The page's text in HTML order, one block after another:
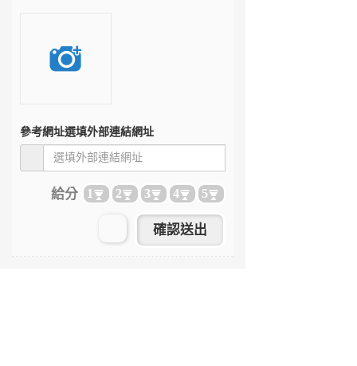
參考網址選填外部連結網址
給分 1 2 3 4 5